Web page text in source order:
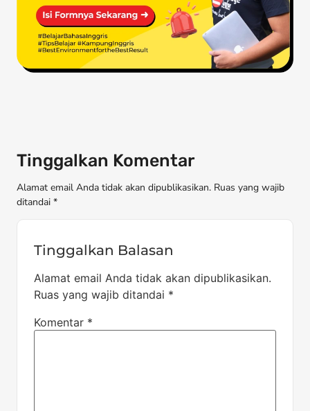
Tinggalkan Komentar
Alamat email Anda tidak akan dipublikasikan. Ruas yang wajib
ditandai *
Tinggalkan Balasan
Alamat email Anda tidak akan dipublikasikan.
Ruas yang wajib ditandai *
Komentar *